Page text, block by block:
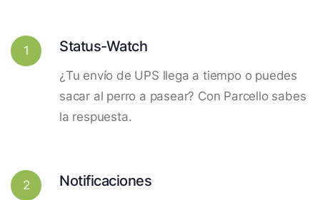
1 Status-Watch
¿Tu envío de UPS llega a tiempo o puedes
sacar al perro a pasear? Con Parcello sabes
la respuesta.
2 Notificaciones